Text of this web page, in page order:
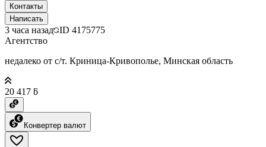
Контакты
Написать
3 часа назад ID 4175775
Агентство
недалеко от с/т. Криница-Кривополье, Минская область
20 417 ƃ
Конвертер валют